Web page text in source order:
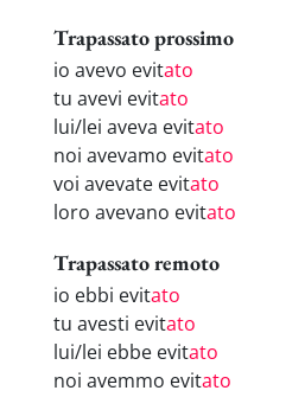
Trapassato prossimo
io avevo evitato
tu avevi evitato
lui/lei aveva evitato
noi avevamo evitato
voi avevate evitato
loro avevano evitato
Trapassato remoto
io ebbi evitato
tu avesti evitato
lui/lei ebbe evitato
noi avemmo evitato